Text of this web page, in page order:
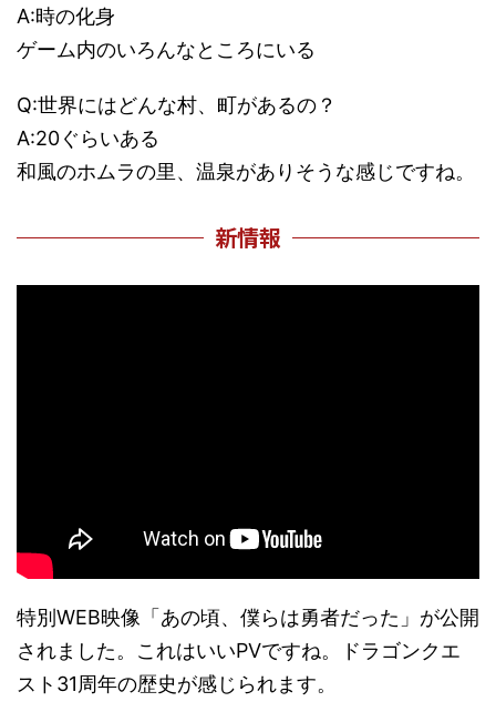
A:時の化身
ゲーム内のいろんなところにいる
Q:世界にはどんな村、町があるの？
A:20ぐらいある
和風のホムラの里、温泉がありそうな感じですね。
新情報
特別WEB映像「あの頃、僕らは勇者だった」が公開
されました。これはいいPVですね。ドラゴンクエ
スト31周年の歴史が感じられます。